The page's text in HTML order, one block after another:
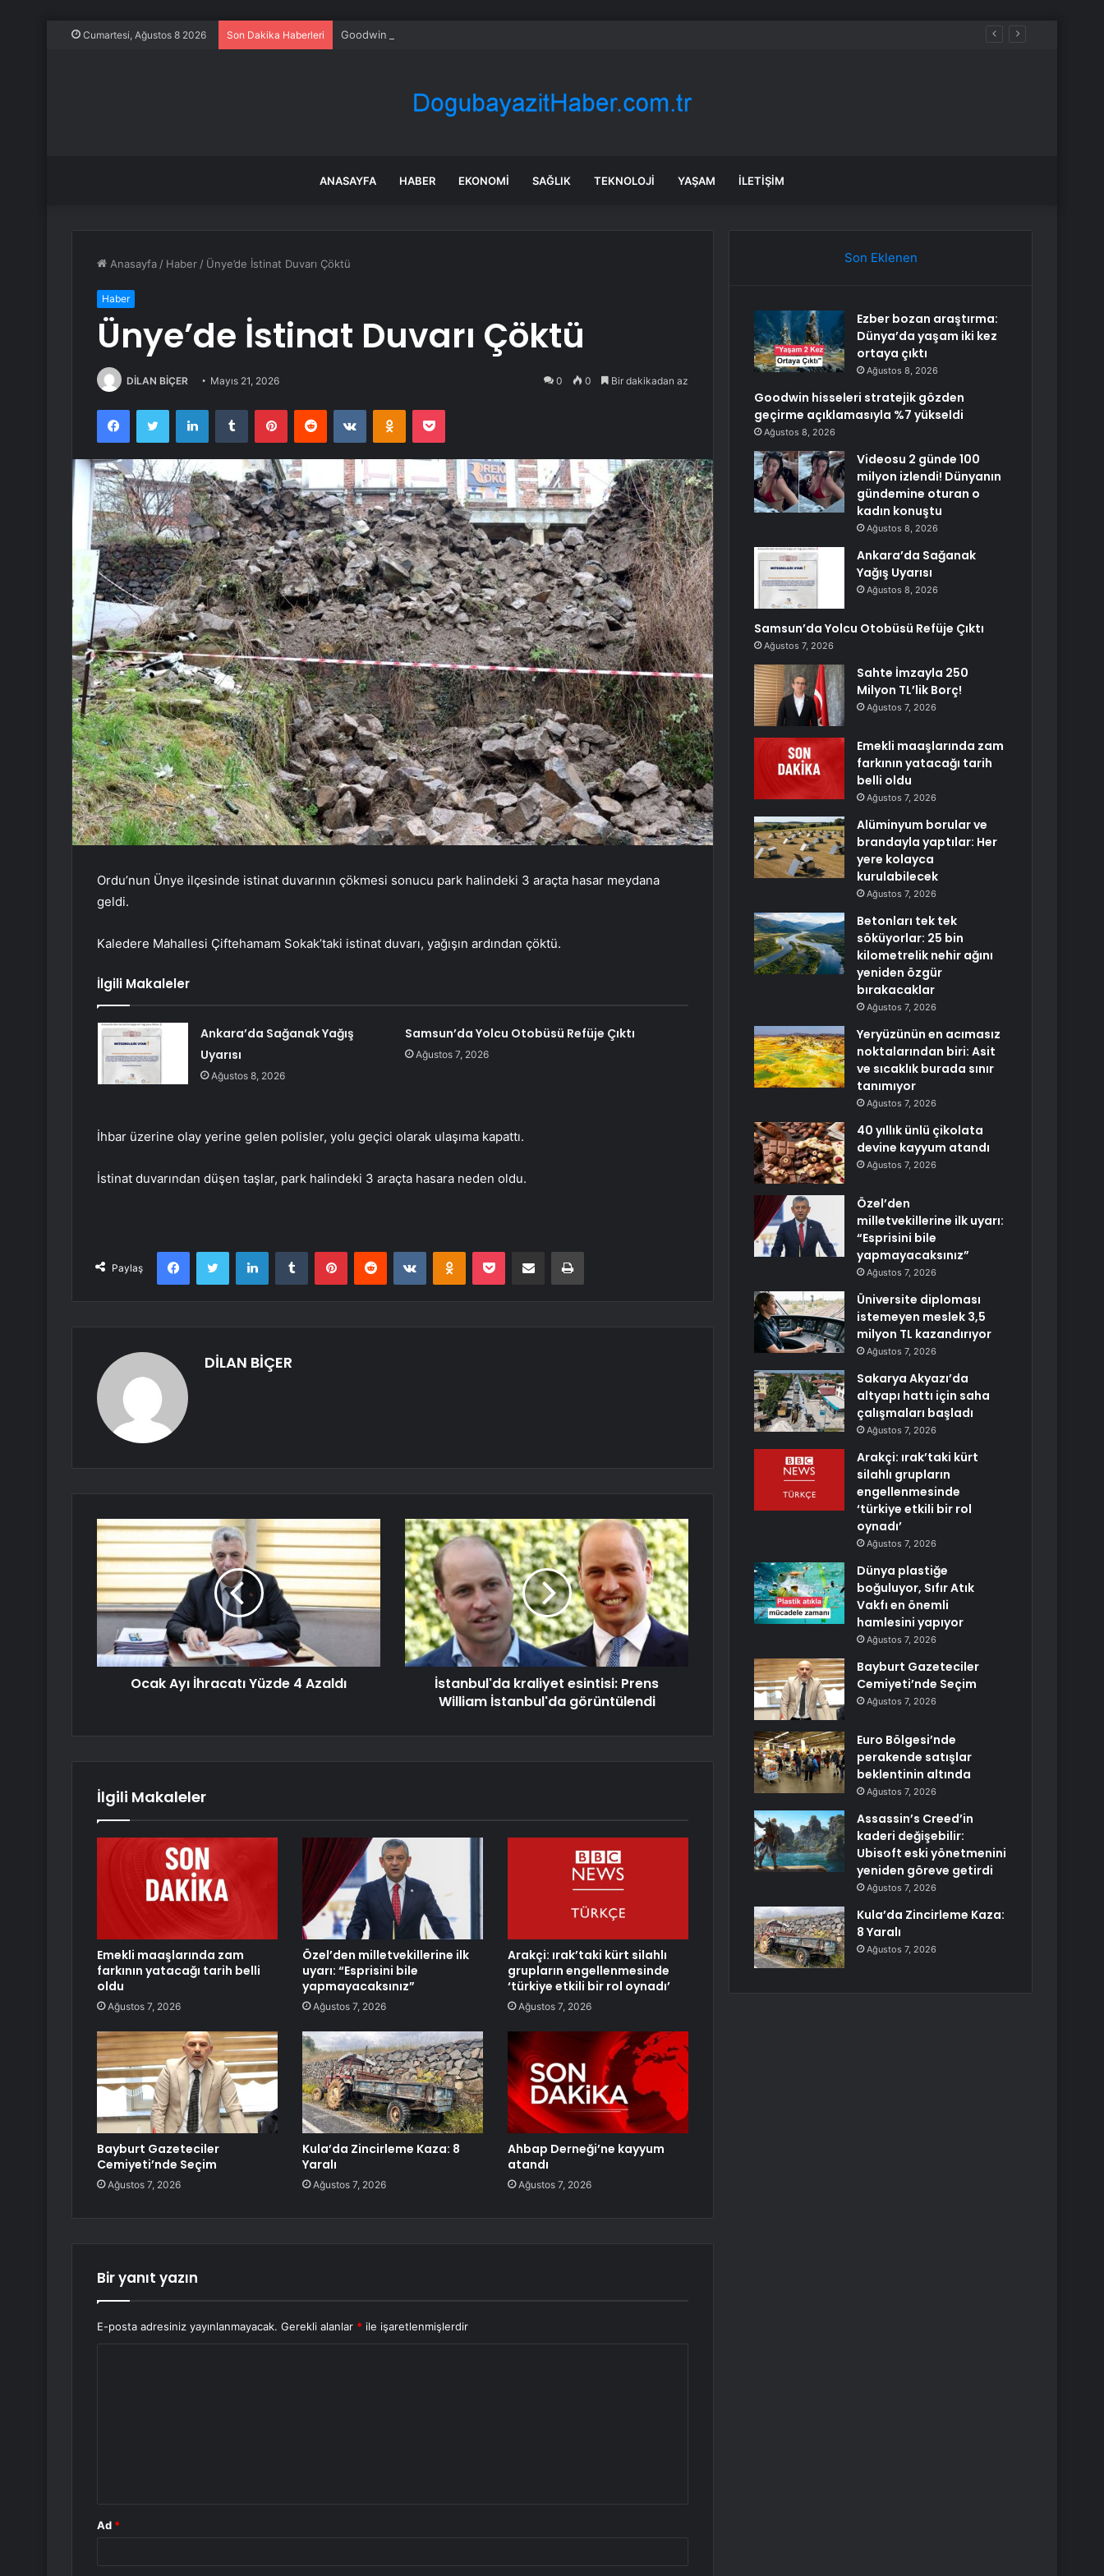
Cumartesi, Ağustos 8 2026 Son Dakika Haberleri Goodwin hisseleri stratejik gözden geçirme açıklamasıyla %7 yükseldi
ANASAYFA HABER EKONOMI SAĞLIK TEKNOLOJI YAŞAM İLETIŞIM
Anasayfa / Haber / Ünye’de İstinat Duvarı Çöktü
Haber
Ünye’de İstinat Duvarı Çöktü
DİLAN BİÇER Mayıs 21, 2026 0 0 Bir dakikadan az
FacebookTwitter LinkedInTumblr PinterestReddit VKontakteOdnoklassniki
Pocket
Ordu’nun Ünye ilçesinde istinat duvarının çökmesi sonucu park halindeki 3 araçta hasar meydana
geldi.
Kaledere Mahallesi Çiftehamam Sokak’taki istinat duvarı, yağışın ardından çöktü.
İlgili Makaleler
Ankara’da Sağanak Yağış
Uyarısı
Ağustos 8, 2026
Samsun’da Yolcu Otobüsü Refüje Çıktı
Ağustos 7, 2026
İhbar üzerine olay yerine gelen polisler, yolu geçici olarak ulaşıma kapattı.
İstinat duvarından düşen taşlar, park halindeki 3 araçta hasara neden oldu.
Paylaş
FacebookTwitter LinkedInTumblr PinterestReddit VKontakteOdnoklassniki
Pocket E-Posta ile paylaş Yazdır
DİLAN BİÇER
Ocak Ayı İhracatı Yüzde 4 Azaldı
İstanbul'da kraliyet esintisi: Prens
William İstanbul'da görüntülendi
İlgili Makaleler
Emekli maaşlarında zam
farkının yatacağı tarih belli
oldu
Ağustos 7, 2026
Özel’den milletvekillerine ilk
uyarı: “Esprisini bile
yapmayacaksınız”
Ağustos 7, 2026
Arakçi: ırak’taki kürt silahlı
grupların engellenmesinde
‘türkiye etkili bir rol oynadı’
Ağustos 7, 2026
Bayburt Gazeteciler
Cemiyeti’nde Seçim
Ağustos 7, 2026
Kula’da Zincirleme Kaza: 8
Yaralı
Ağustos 7, 2026
Ahbap Derneği’ne kayyum
atandı
Ağustos 7, 2026
Bir yanıt yazın
E-posta adresiniz yayınlanmayacak. Gerekli alanlar * ile işaretlenmişlerdir
Ad *
Son Eklenen
Ezber bozan araştırma:
Dünya’da yaşam iki kez
ortaya çıktı
Ağustos 8, 2026
Goodwin hisseleri stratejik gözden
geçirme açıklamasıyla %7 yükseldi
Ağustos 8, 2026
Videosu 2 günde 100
milyon izlendi! Dünyanın
gündemine oturan o
kadın konuştu
Ağustos 8, 2026
Ankara’da Sağanak
Yağış Uyarısı
Ağustos 8, 2026
Samsun’da Yolcu Otobüsü Refüje Çıktı
Ağustos 7, 2026
Sahte İmzayla 250
Milyon TL’lik Borç!
Ağustos 7, 2026
Emekli maaşlarında zam
farkının yatacağı tarih
belli oldu
Ağustos 7, 2026
Alüminyum borular ve
brandayla yaptılar: Her
yere kolayca
kurulabilecek
Ağustos 7, 2026
Betonları tek tek
söküyorlar: 25 bin
kilometrelik nehir ağını
yeniden özgür
bırakacaklar
Ağustos 7, 2026
Yeryüzünün en acımasız
noktalarından biri: Asit
ve sıcaklık burada sınır
tanımıyor
Ağustos 7, 2026
40 yıllık ünlü çikolata
devine kayyum atandı
Ağustos 7, 2026
Özel’den
milletvekillerine ilk uyarı:
“Esprisini bile
yapmayacaksınız”
Ağustos 7, 2026
Üniversite diploması
istemeyen meslek 3,5
milyon TL kazandırıyor
Ağustos 7, 2026
Sakarya Akyazı’da
altyapı hattı için saha
çalışmaları başladı
Ağustos 7, 2026
Arakçi: ırak’taki kürt
silahlı grupların
engellenmesinde
‘türkiye etkili bir rol
oynadı’
Ağustos 7, 2026
Dünya plastiğe
boğuluyor, Sıfır Atık
Vakfı en önemli
hamlesini yapıyor
Ağustos 7, 2026
Bayburt Gazeteciler
Cemiyeti’nde Seçim
Ağustos 7, 2026
Euro Bölgesi’nde
perakende satışlar
beklentinin altında
Ağustos 7, 2026
Assassin’s Creed’in
kaderi değişebilir:
Ubisoft eski yönetmenini
yeniden göreve getirdi
Ağustos 7, 2026
Kula’da Zincirleme Kaza:
8 Yaralı
Ağustos 7, 2026